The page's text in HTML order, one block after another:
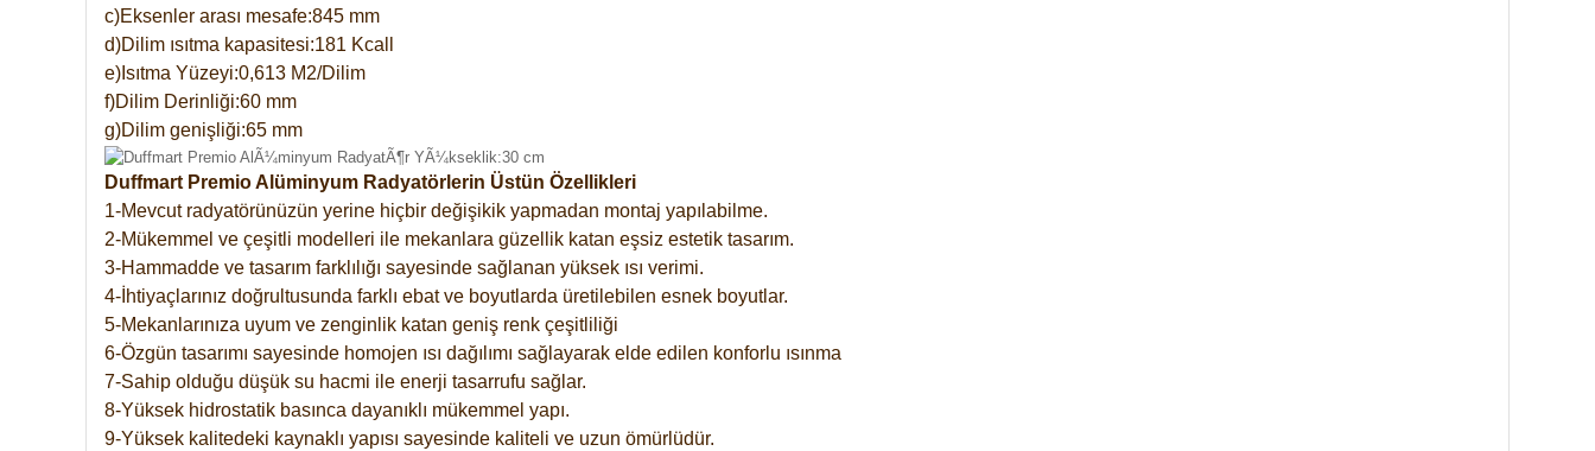
c)Eksenler arası mesafe:845 mm
d)Dilim ısıtma kapasitesi:181 Kcall
e)Isıtma Yüzeyi:0,613 M2/Dilim
f)Dilim Derinliği:60 mm
g)Dilim genişliği:65 mm
Duffmart Premio Alüminyum Radyatörlerin Üstün Özellikleri
1-Mevcut radyatörünüzün yerine hiçbir değişikik yapmadan montaj yapılabilme.
2-Mükemmel ve çeşitli modelleri ile mekanlara güzellik katan eşsiz estetik tasarım.
3-Hammadde ve tasarım farklılığı sayesinde sağlanan yüksek ısı verimi.
4-İhtiyaçlarınız doğrultusunda farklı ebat ve boyutlarda üretilebilen esnek boyutlar.
5-Mekanlarınıza uyum ve zenginlik katan geniş renk çeşitliliği
6-Özgün tasarımı sayesinde homojen ısı dağılımı sağlayarak elde edilen konforlu ısınma
7-Sahip olduğu düşük su hacmi ile enerji tasarrufu sağlar.
8-Yüksek hidrostatik basınca dayanıklı mükemmel yapı.
9-Yüksek kalitedeki kaynaklı yapısı sayesinde kaliteli ve uzun ömürlüdür.